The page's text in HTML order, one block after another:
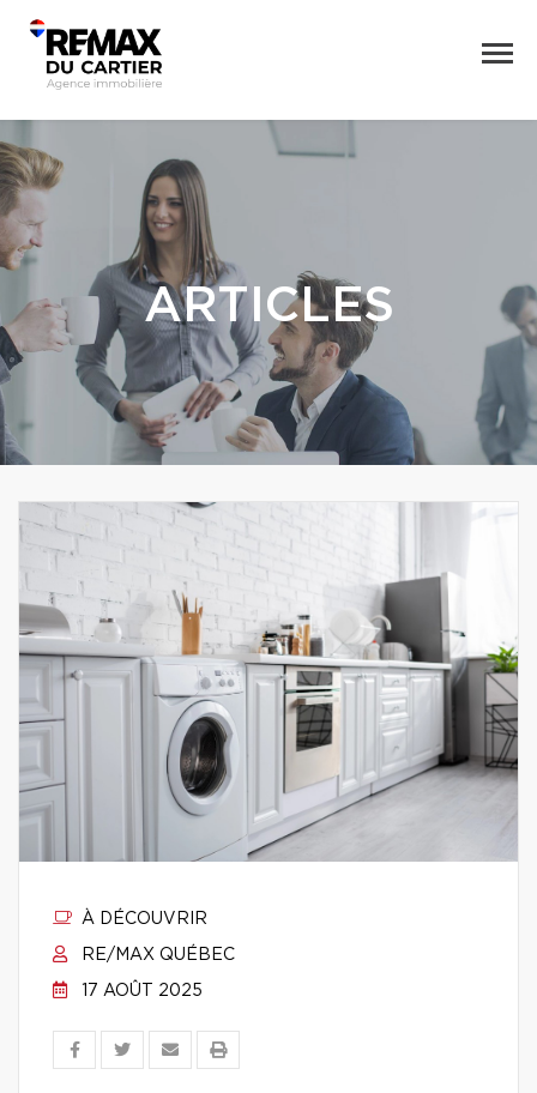
ARTICLES
À DÉCOUVRIR
RE/MAX QUÉBEC
17 AOÛT 2025